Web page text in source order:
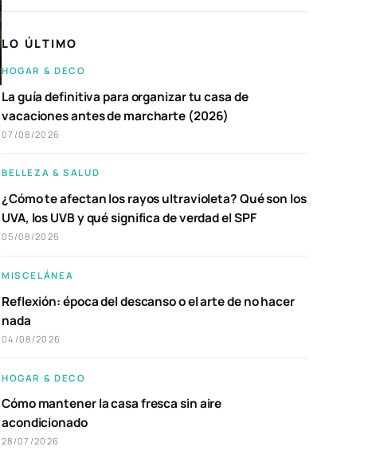
LO ÚLTIMO
HOGAR & DECO
La guía definitiva para organizar tu casa de
vacaciones antes de marcharte (2026)
07/08/2026
BELLEZA & SALUD
¿Cómo te afectan los rayos ultravioleta? Qué son los
UVA, los UVB y qué significa de verdad el SPF
05/08/2026
MISCELÁNEA
Reflexión: época del descanso o el arte de no hacer
nada
04/08/2026
HOGAR & DECO
Cómo mantener la casa fresca sin aire
acondicionado
28/07/2026